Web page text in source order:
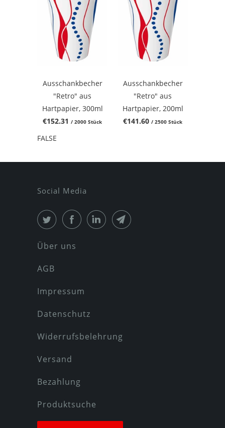
Ausschankbecher
"Retro" aus
Hartpapier, 300ml
€152.31 / 2000 Stück
Ausschankbecher
"Retro" aus
Hartpapier, 200ml
€141.60 / 2500 Stück
FALSE
Social Media
Über uns
AGB
Impressum
Datenschutz
Widerrufsbelehrung
Versand
Bezahlung
Produktsuche